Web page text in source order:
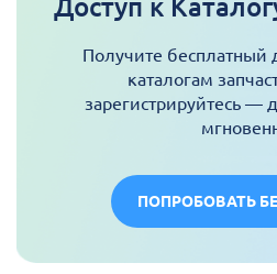
Доступ к
Получите бесплатный
каталогам
зарегистрируйтесь —
ПОПРОБОВАТЬ